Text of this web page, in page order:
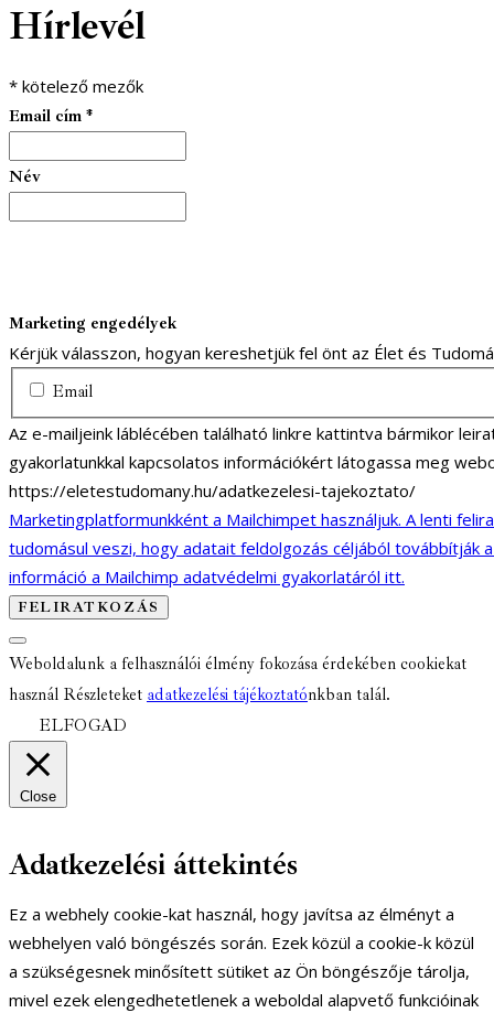
Hírlevél
* kötelező mezők
Email cím *
Név
Marketing engedélyek
Kérjük válasszon, hogyan kereshetjük fel önt az Élet és
Email
Az e-mailjeink láblécében található linkre kattintva bármikor
gyakorlatunkkal kapcsolatos információkért látogassa meg
https://eletestudomany.hu/adatkezelesi-tajekoztato/
Marketingplatformunkként a Mailchimpet használjuk. A lenti
tudomásul veszi, hogy adatait feldolgozás céljából továbbítják
információ a Mailchimp adatvédelmi gyakorlatáról itt.
Weboldalunk a felhasználói élmény fokozása érdekében cookiekat
használ Részleteket adatkezelési tájékoztatónkban talál.
ELFOGAD
Close
Adatkezelési áttekintés
Ez a webhely cookie-kat használ, hogy javítsa az élményt a
webhelyen való böngészés során. Ezek közül a cookie-k közül
a szükségesnek minősített sütiket az Ön böngészője tárolja,
mivel ezek elengedhetetlenek a weboldal alapvető funkcióinak